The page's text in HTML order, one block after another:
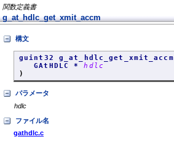
関数定義書
g_at_hdlc_get_xmit_accm
構文
guint32 g_at_hdlc_get_xmit_accm
GAtHDLC *hdlc
)
パラメータ
hdlc
ファイル名
gathdlc.c